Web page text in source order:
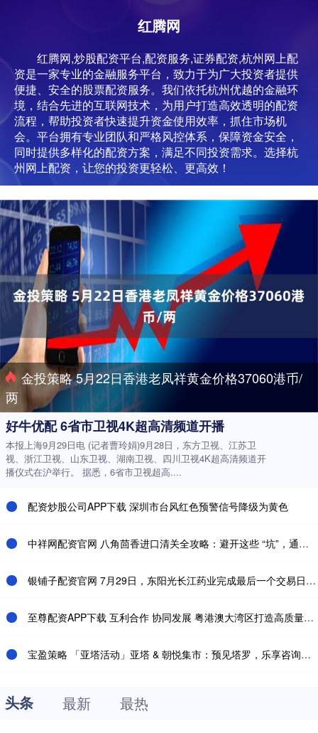
红腾网
红腾网,炒股配资平台,配资服务,证券配资,杭州网上配
资是一家专业的金融服务平台，致力于为广大投资者提供
便捷、安全的股票配资服务。我们依托杭州优越的金融环
境，结合先进的互联网技术，为用户打造高效透明的配资
流程，帮助投资者快速提升资金使用效率，抓住市场机
会。平台拥有专业团队和严格风控体系，保障资金安全，
同时提供多样化的配资方案，满足不同投资需求。选择杭
州网上配资，让您的投资更轻松、更高效！
金投策略 5月22日香港老凤祥黄金价格37060港币/
两
好牛优配 6省市卫视4K超高清频道开播
本报上海9月29日电 (记者曹玲娟)9月28日，东方卫视、江苏卫
视、浙江卫视、山东卫视、湖南卫视、四川卫视4K超高清频道开
播仪式在沪举行。 据悉，6省市卫视超高....
配资炒股公司APP下载 深圳市台风红色预警信号降级为黄色
中祥网配资官网 八角茴香进口清关全攻略：避开这些 “坑”，通关快人一步！​_货物_香料_国家
银铺子配资官网 7月29日，东阳光长江药业完成最后一个交易日，正式启动港股市场首例“H股吸收合并私有化+介绍上市”的创新资本运作
至尊配资APP下载 互利合作 协同发展 粤港澳大湾区打造高质量发展典范——勇立潮头向未来（奋勇争先，决战决胜“十四五”）
宝盈策略 「亚塔活动」亚塔 & 朝悦集市：预见塔罗，乐享咨询优惠
头条 最新 最热